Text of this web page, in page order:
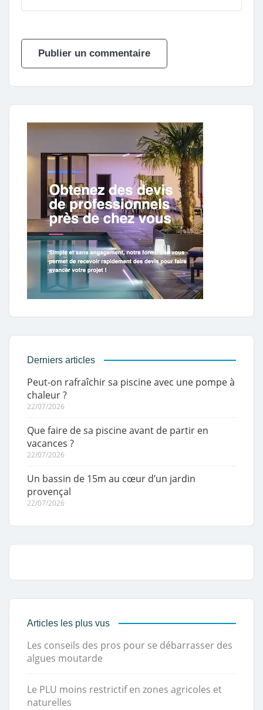
Derniers articles
Peut-on rafraîchir sa piscine avec une pompe à
chaleur ?
22/07/2026
Que faire de sa piscine avant de partir en
vacances ?
22/07/2026
Un bassin de 15m au cœur d’un jardin
provençal
22/07/2026
Articles les plus vus
Les conseils des pros pour se débarrasser des
algues moutarde
Le PLU moins restrictif en zones agricoles et
naturelles